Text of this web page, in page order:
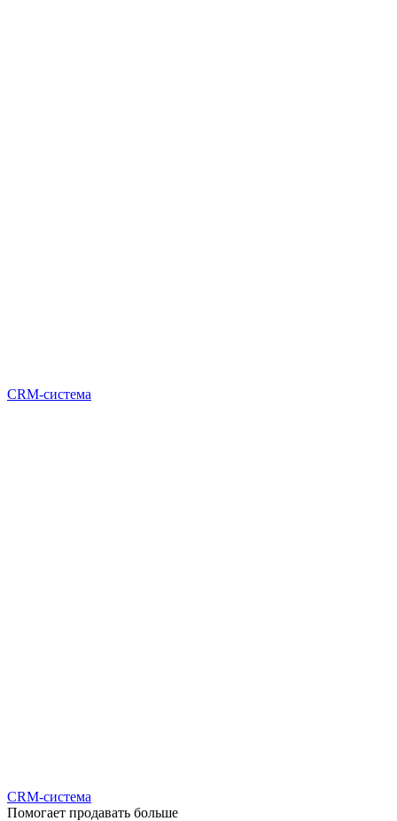
CRM-система
CRM-система
Помогает продавать больше